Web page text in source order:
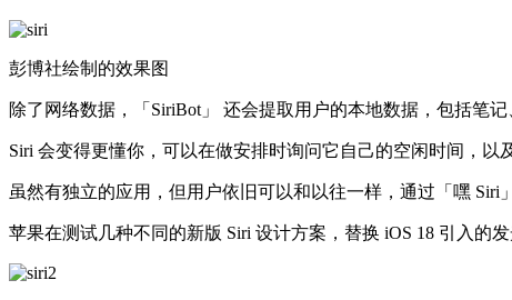
彭博社绘制的效果图
除了网络数据，「SiriBot」 还会提取用户的本地数据，包括笔
Siri 会变得更懂你，可以在做安排时询问它自己的空闲时间，以
虽然有独立的应用，但用户依旧可以和以往一样，通过「嘿 Siri
苹果在测试几种不同的新版 Siri 设计方案，替换 iOS 18 引入的